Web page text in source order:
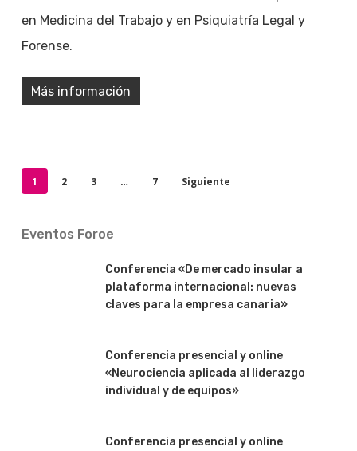
en Medicina del Trabajo y en Psiquiatría Legal y
Forense.
Más información
1 2 3 … 7 Siguiente
Eventos Foroe
Conferencia «De mercado insular a
plataforma internacional: nuevas
claves para la empresa canaria»
Conferencia presencial y online
«Neurociencia aplicada al liderazgo
individual y de equipos»
Conferencia presencial y online